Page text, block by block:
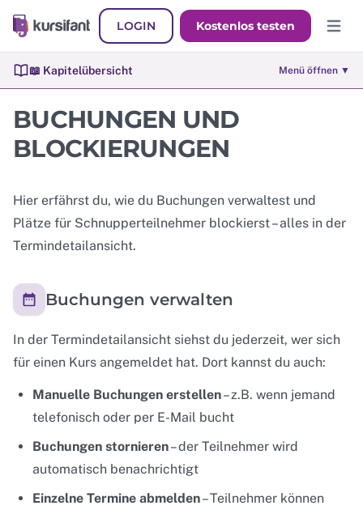
LOGIN Kostenlos testen
📖 Kapitelübersicht Menü öffnen ▼
BUCHUNGEN UND
BLOCKIERUNGEN
Hier erfährst du, wie du Buchungen verwaltest und
Plätze für Schnupperteilnehmer blockierst – alles in der
Termindetailansicht.
Buchungen verwalten
In der Termindetailansicht siehst du jederzeit, wer sich
für einen Kurs angemeldet hat. Dort kannst du auch:
Manuelle Buchungen erstellen– z.B. wenn jemand
telefonisch oder per E-Mail bucht
Buchungen stornieren– der Teilnehmer wird
automatisch benachrichtigt
Einzelne Termine abmelden– Teilnehmer können